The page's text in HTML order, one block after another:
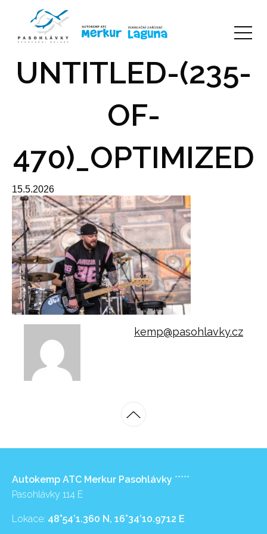
UNTITLED-(235-
OF-
470)_OPTIMIZED
15.5.2026
kemp@pasohlavky.cz
Autokemp ATC Merkur Pasohlávky *****
Pasohlávky 114 E
Lokace: 48°54’1.360 N, 16°34’10.9712 E